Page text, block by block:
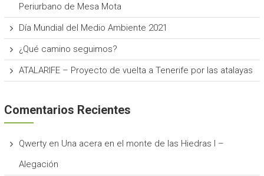
Periurbano de Mesa Mota
Día Mundial del Medio Ambiente 2021
¿Qué camino seguimos?
ATALARIFE – Proyecto de vuelta a Tenerife por las atalayas
Comentarios Recientes
Qwertyen Una acera en el monte de las Hiedras I –
Alegación